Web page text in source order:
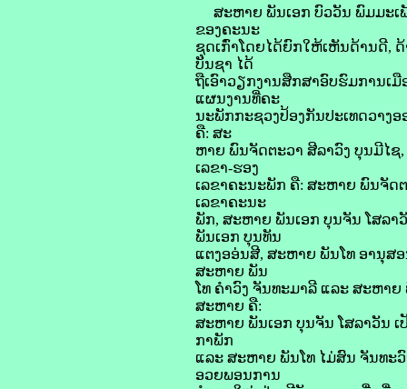
ສະຫາຍ ພັນເອກ ບົວວັນ ພົມມະເ
ຂອງຄະນະ
ຊຸດເກົ່າໂດຍໄດ້ຍົກໃຫ້ເຫັນດ້ານດີ,
ບັນຊາ ໄດ້
ຖືເອົາວຽກງານສືກສາອົບຮົມການເ
ແຜນງານທີ່ຄະ
ນະພັກກະຊວງປ້ອງກັນປະເທດວາງ
ຄື: ສະ
ຫາຍ ພົນຈັດຕະວາ ສີລາວົງ ບຸນມີໄຊ
ເລຂາ-ຮອງ
ເລຂາຄະນະພັກ ຄື: ສະຫາຍ ພົນຈັດ
ເລຂາຄະນະ
ພັກ, ສະຫາຍ ພັນເອກ ບຸນຈັນ ໂສລາ
ພັນເອກ ບຸນທັນ
ແຕງອອ່ນສີ, ສະຫາຍ ພັນໂທ ອານຸສ
ສະຫາຍ ພັນ
ໂທ ຄຳວົງ ຈັນທະມາລີ ແລະ ສະຫາ
ສະຫາຍ ຄື:
ສະຫາຍ ພັນເອກ ບຸນຈັນ ໂສລາວັນ
ກາພັກ
ແລະ ສະຫາຍ ພັນໂທ ໄມ່ສົນ ຈັນທະ
ອວຍພອນການ